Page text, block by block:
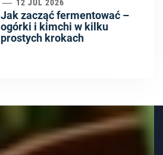
12 JUL 2026
Jak zacząć fermentować –
ogórki i kimchi w kilku
prostych krokach